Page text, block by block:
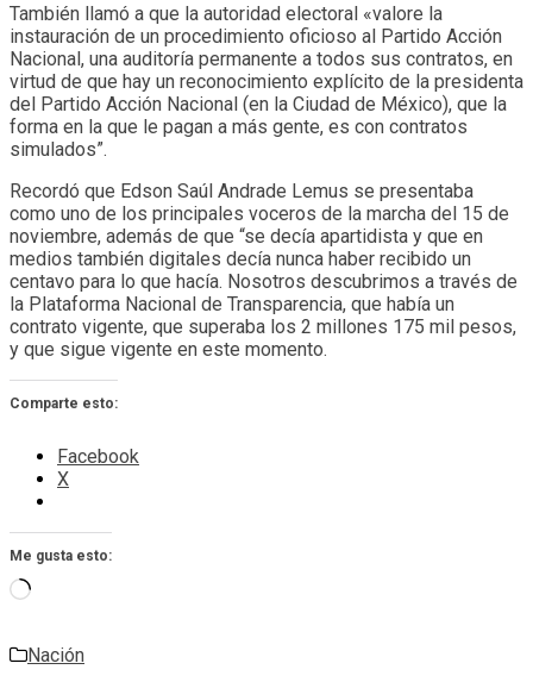
También llamó a que la autoridad electoral «valore la
instauración de un procedimiento oficioso al Partido Acción
Nacional, una auditoría permanente a todos sus contratos, en
virtud de que hay un reconocimiento explícito de la presidenta
del Partido Acción Nacional (en la Ciudad de México), que la
forma en la que le pagan a más gente, es con contratos
simulados”.
Recordó que Edson Saúl Andrade Lemus se presentaba
como uno de los principales voceros de la marcha del 15 de
noviembre, además de que “se decía apartidista y que en
medios también digitales decía nunca haber recibido un
centavo para lo que hacía. Nosotros descubrimos a través de
la Plataforma Nacional de Transparencia, que había un
contrato vigente, que superaba los 2 millones 175 mil pesos,
y que sigue vigente en este momento.
Comparte esto:
Facebook
X
Me gusta esto:
Cargando...
Nación